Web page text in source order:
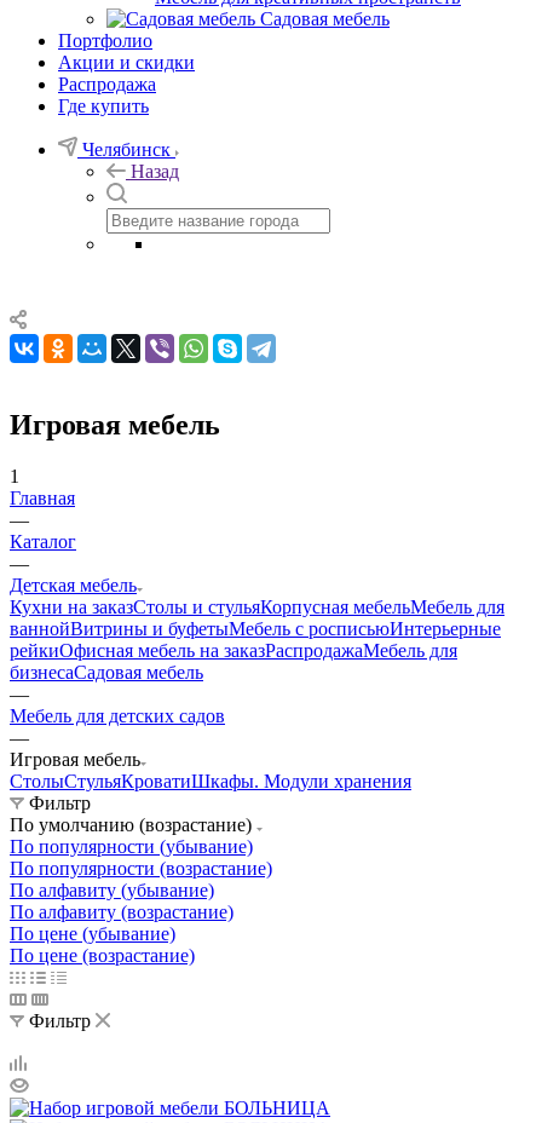
Садовая мебель
Портфолио
Акции и скидки
Распродажа
Где купить
Челябинск
Назад
Игровая мебель
1
Главная
—
Каталог
—
Детская мебель
Кухни на заказСтолы и стульяКорпусная мебельМебель для
ваннойВитрины и буфетыМебель с росписьюИнтерьерные
рейкиОфисная мебель на заказРаспродажаМебель для
бизнесаСадовая мебель
—
Мебель для детских садов
—
Игровая мебель
СтолыСтульяКроватиШкафы. Модули хранения
Фильтр
По умолчанию (возрастание)
По популярности (убывание)
По популярности (возрастание)
По алфавиту (убывание)
По алфавиту (возрастание)
По цене (убывание)
По цене (возрастание)
Фильтр